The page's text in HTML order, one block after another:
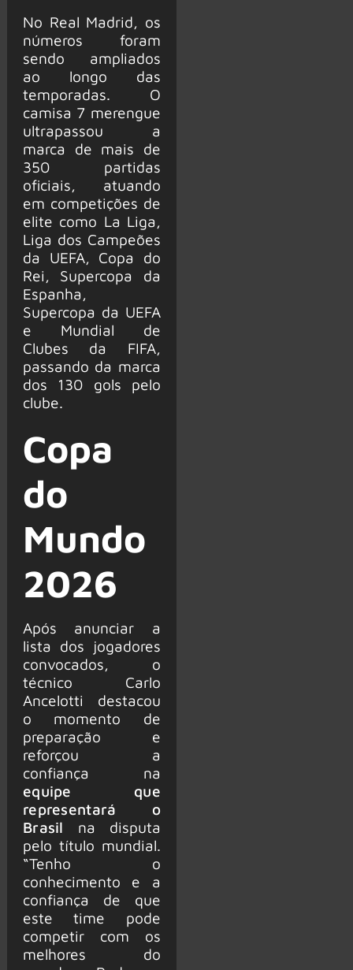
No Real Madrid, os
números foram
sendo ampliados
ao longo das
temporadas. O
camisa 7 merengue
ultrapassou a
marca de mais de
350 partidas
oficiais, atuando
em competições de
elite como La Liga,
Liga dos Campeões
da UEFA, Copa do
Rei, Supercopa da
Espanha,
Supercopa da UEFA
e Mundial de
Clubes da FIFA,
passando da marca
dos 130 gols pelo
clube.
Copa
do
Mundo
2026
Após anunciar a
lista dos jogadores
convocados, o
técnico Carlo
Ancelotti destacou
o momento de
preparação e
reforçou a
confiança na
equipe que
representará o
Brasil na disputa
pelo título mundial.
“Tenho o
conhecimento e a
confiança de que
este time pode
competir com os
melhores do